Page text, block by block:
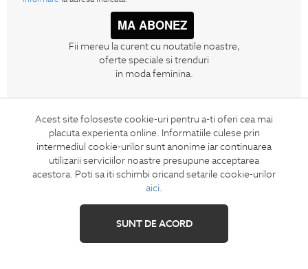
Acest site foloseste cookie-uri pentru a-ti oferi cea mai
placuta experienta online. Informatiile culese prin
intermediul cookie-urilor sunt anonime iar continuarea
utilizarii serviciilor noastre presupune acceptarea
acestora. Poti sa iti schimbi oricand setarile cookie-urilor
aici.
SUNT DE ACORD
MA ABONEZ
Fii mereu la curent cu noutatile noastre,
oferte speciale si trenduri
in moda feminina.
CONCIERGE
Termeni si conditii
Retur
Securitatea datelor